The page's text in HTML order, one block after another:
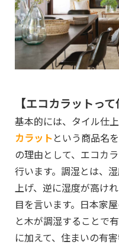
【エコカラットって
基本的には、タイル仕
カラットという商品名
の理由として、エコカ
行います。調湿とは、
上げ、逆に湿度が高け
目を言います。日本家
と木が調湿することで
に加えて、住まいの有